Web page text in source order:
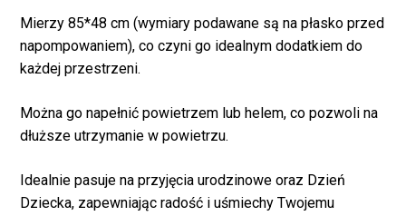
Brak produktów w
koszyku.
Mierzy 85*48 cm (wymiary podawane są na płasko przed
napompowaniem), co czyni go idealnym dodatkiem do
każdej przestrzeni.
Można go napełnić powietrzem lub helem, co pozwoli na
dłuższe utrzymanie w powietrzu.
Idealnie pasuje na przyjęcia urodzinowe oraz Dzień
Dziecka, zapewniając radość i uśmiechy Twojemu